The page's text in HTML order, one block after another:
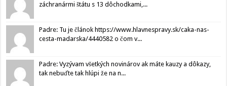
záchranármi štátu s 13 dôchodkami,...
Padre: Tu je článok https://www.hlavnespravy.sk/caka-nas-
cesta-madarska/4440582 o čom v...
Padre: Vyzývam všetkých novinárov ak máte kauzy a dôkazy,
tak nebuďte tak hlúpi že na n...